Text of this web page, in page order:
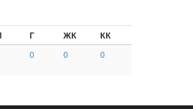
Г ЖК
КК
0 0 0